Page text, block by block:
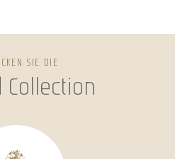
SIE DIE
Collection